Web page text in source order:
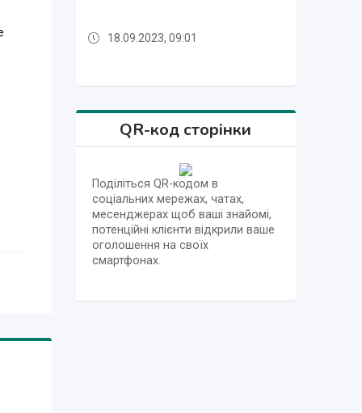
18.09.2023, 09:01
18.09.2023, 09:02
18.09.2023, 09:02
18.09.2023, 09:02
18.09.2023, 09:02
18.09.2023, 09:02
18.09.2023, 09:01
18.09.2023, 09:0118.09.2023, 09:01
18.09.2023, 09:01
18.09.2023, 09:01
18.09.2023, 09:02
QR-код сторінки
Поділіться QR-кодом в
соціальних мережах, чатах,
месенджерах щоб ваші знайомі,
потенційні клієнти відкрили ваше
оголошення на своїх
смартфонах.